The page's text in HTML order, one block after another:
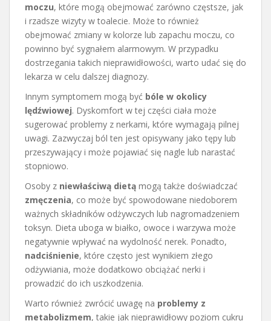
moczu, które mogą obejmować zarówno częstsze, jak
i rzadsze wizyty w toalecie. Może to również
obejmować zmiany w kolorze lub zapachu moczu, co
powinno być sygnałem alarmowym. W przypadku
dostrzegania takich nieprawidłowości, warto udać się do
lekarza w celu dalszej diagnozy.
Innym symptomem mogą być bóle w okolicy
lędźwiowej. Dyskomfort w tej części ciała może
sugerować problemy z nerkami, które wymagają pilnej
uwagi. Zazwyczaj ból ten jest opisywany jako tępy lub
przeszywający i może pojawiać się nagle lub narastać
stopniowo.
Osoby z niewłaściwą dietą mogą także doświadczać
zmęczenia, co może być spowodowane niedoborem
ważnych składników odżywczych lub nagromadzeniem
toksyn. Dieta uboga w białko, owoce i warzywa może
negatywnie wpływać na wydolność nerek. Ponadto,
nadciśnienie, które często jest wynikiem złego
odżywiania, może dodatkowo obciążać nerki i
prowadzić do ich uszkodzenia.
Warto również zwrócić uwagę na problemy z
metabolizmem, takie jak nieprawidłowy poziom cukru